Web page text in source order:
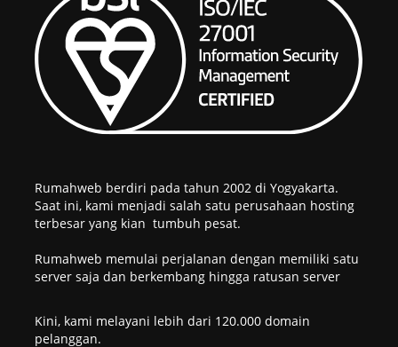
Rumahweb berdiri pada tahun 2002 di Yogyakarta.
Saat ini, kami menjadi salah satu perusahaan hosting
terbesar yang kian tumbuh pesat.
Rumahweb memulai perjalanan dengan memiliki satu
server saja dan berkembang hingga ratusan server
Kini, kami melayani lebih dari 120.000 domain
pelanggan.